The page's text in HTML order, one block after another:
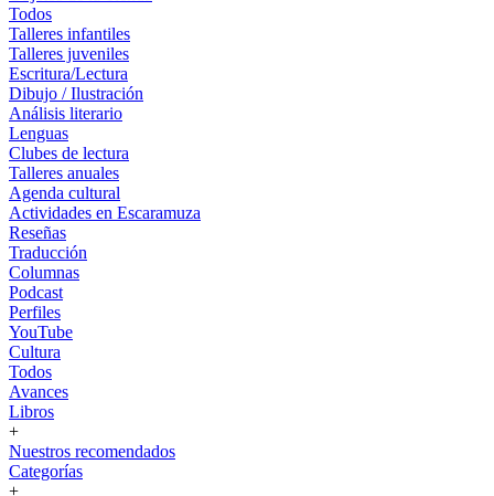
Todos
Talleres infantiles
Talleres juveniles
Escritura/Lectura
Dibujo / Ilustración
Análisis literario
Lenguas
Clubes de lectura
Talleres anuales
Agenda cultural
Actividades en Escaramuza
Reseñas
Traducción
Columnas
Podcast
Perfiles
YouTube
Cultura
Todos
Avances
Libros
+
Nuestros recomendados
Categorías
+